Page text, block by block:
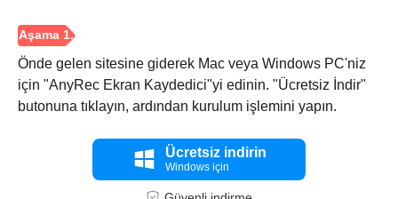
Önde gelen sitesine giderek Mac veya Windows PC'niz
için "AnyRec Ekran Kaydedici"yi edinin. "Ücretsiz İndir"
butonuna tıklayın, ardından kurulum işlemini yapın.
Ücretsiz indirin
Windows için